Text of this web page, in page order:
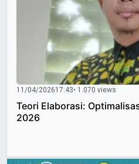
11/04/202617:43• 1.070 views
Teori Elaborasi:
2026